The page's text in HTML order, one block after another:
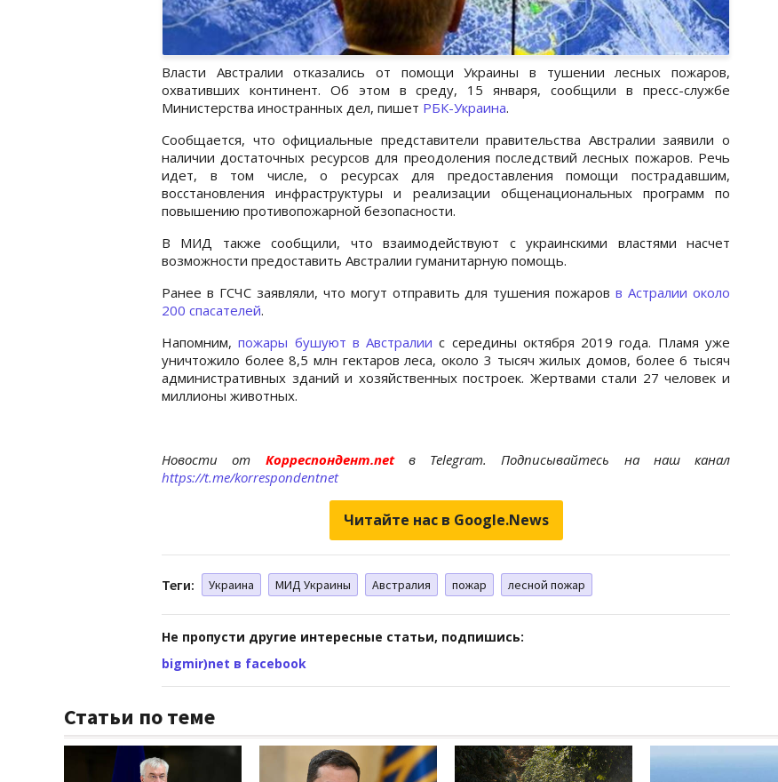
Власти Австралии отказались от помощи Украины в тушении лесных пожаров,
охвативших континент. Об этом в среду, 15 января, сообщили в пресс-службе
Министерства иностранных дел, пишет РБК-Украина.
Сообщается, что официальные представители правительства Австралии заявили о
наличии достаточных ресурсов для преодоления последствий лесных пожаров. Речь
идет, в том числе, о ресурсах для предоставления помощи пострадавшим,
восстановления инфраструктуры и реализации общенациональных программ по
повышению противопожарной безопасности.
В МИД также сообщили, что взаимодействуют с украинскими властями насчет
возможности предоставить Австралии гуманитарную помощь.
Ранее в ГСЧС заявляли, что могут отправить для тушения пожаровв Астралии около
200 спасателей.
Напомним,пожары бушуют в Австралии с середины октября 2019 года. Пламя уже
уничтожило более 8,5 млн гектаров леса, около 3 тысяч жилых домов, более 6 тысяч
административных зданий и хозяйственных построек. Жертвами стали 27 человек и
миллионы животных.
Новости от Корреспондент.net в Telegram. Подписывайтесь на наш канал
https://t.me/korrespondentnet
Читайте нас в Google.News
Теги: Украина МИД Украины Австралия пожар лесной пожар
Не пропусти другие интересные статьи, подпишись:
bigmir)net в facebook
Статьи по теме